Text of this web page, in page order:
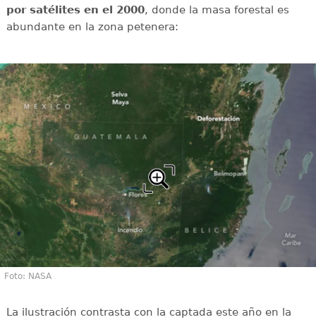
por satélites en el 2000, donde la masa forestal es
abundante en la zona petenera:
Foto: NASA
La ilustración contrasta con la captada este año en la